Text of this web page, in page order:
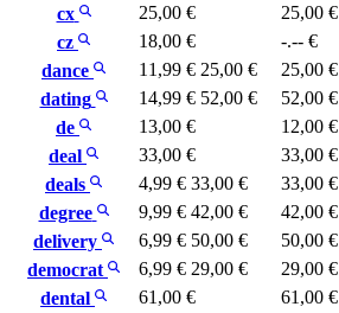
cx
25,00 € 25,00 €
cz
18,00 € -.-- €
dance
11,99 € 25,00 € 25,00 €
dating
14,99 € 52,00 € 52,00 €
de
13,00 € 12,00 €
deal
33,00 € 33,00 €
deals
4,99 € 33,00 € 33,00 €
degree
9,99 € 42,00 € 42,00 €
delivery
6,99 € 50,00 € 50,00 €
democrat
6,99 € 29,00 € 29,00 €
dental
61,00 € 61,00 €